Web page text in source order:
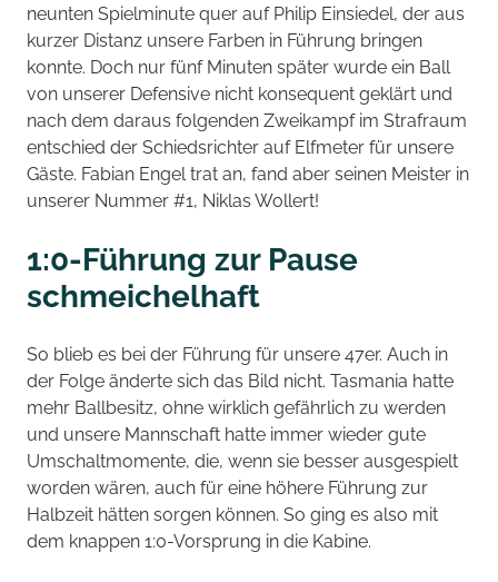
neunten Spielminute quer auf Philip Einsiedel, der aus
kurzer Distanz unsere Farben in Führung bringen
konnte. Doch nur fünf Minuten später wurde ein Ball
von unserer Defensive nicht konsequent geklärt und
nach dem daraus folgenden Zweikampf im Strafraum
entschied der Schiedsrichter auf Elfmeter für unsere
Gäste. Fabian Engel trat an, fand aber seinen Meister in
unserer Nummer #1, Niklas Wollert!
1:0-Führung zur Pause
schmeichelhaft
So blieb es bei der Führung für unsere 47er. Auch in
der Folge änderte sich das Bild nicht. Tasmania hatte
mehr Ballbesitz, ohne wirklich gefährlich zu werden
und unsere Mannschaft hatte immer wieder gute
Umschaltmomente, die, wenn sie besser ausgespielt
worden wären, auch für eine höhere Führung zur
Halbzeit hätten sorgen können. So ging es also mit
dem knappen 1:0-Vorsprung in die Kabine.